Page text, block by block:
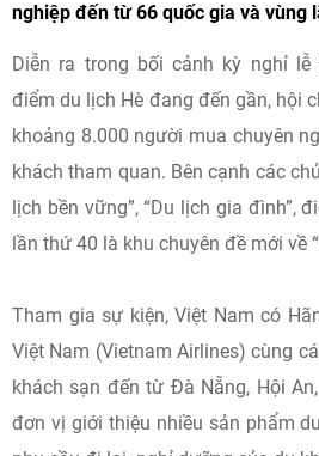
nghiệp đến từ 66 quốc gia và vùng
Diễn ra trong bối cảnh kỳ nghỉ
điểm du lịch Hè đang đến gần, hội
khoảng 8.000 người mua chuyên
khách tham quan. Bên cạnh các
lịch bền vững”, “Du lịch gia đình”,
lần thứ 40 là khu chuyên đề mới về
Tham gia sự kiện, Việt Nam có
Việt Nam (Vietnam Airlines) cùng
khách sạn đến từ Đà Nẵng, Hội
đơn vị giới thiệu nhiều sản phẩm